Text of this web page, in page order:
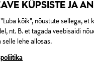
KÜPSISTE JA
kõik", nõustute sellega, et
nt. B. et tagada veebisaidi
selle lehe allosas.